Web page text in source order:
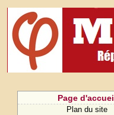
Page
Plan du site